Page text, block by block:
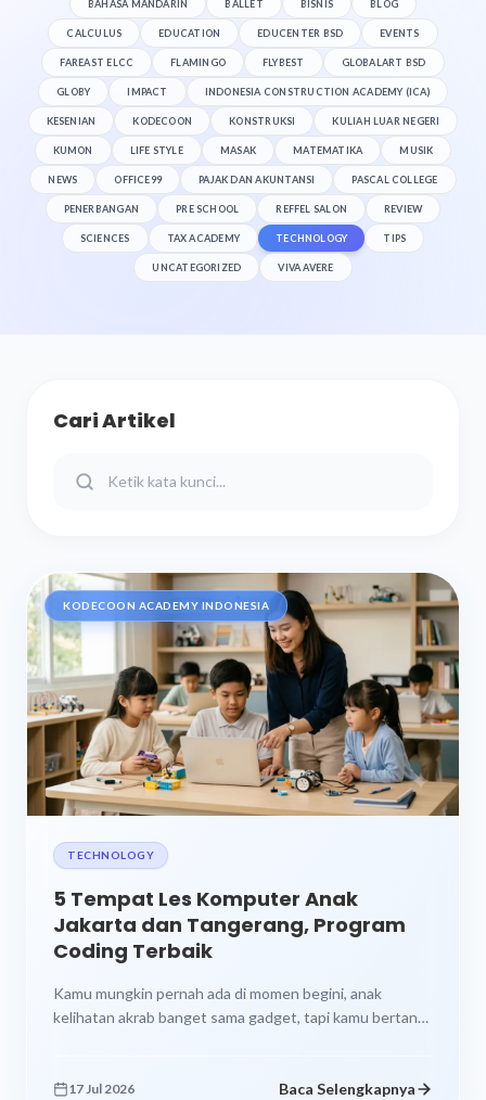
BAHASA MANDARIN BALLET BISNIS BLOG
CALCULUS EDUCATION EDUCENTER BSD EVENTS
FAREAST ELCC FLAMINGO FLYBEST GLOBALART BSD
GLOBY IMPACT INDONESIA CONSTRUCTION ACADEMY (ICA)
KESENIAN KODECOON KONSTRUKSI KULIAH LUAR NEGERI
KUMON LIFE STYLE MASAK MATEMATIKA MUSIK
NEWS OFFICE99 PAJAK DAN AKUNTANSI PASCAL COLLEGE
PENERBANGAN PRE SCHOOL REFFEL SALON REVIEW
SCIENCES TAX ACADEMY TECHNOLOGY TIPS
UNCATEGORIZED VIVA AVERE
Cari Artikel
KODECOON ACADEMY INDONESIA
TECHNOLOGY
5 Tempat Les Komputer Anak
Jakarta dan Tangerang, Program
Coding Terbaik
Kamu mungkin pernah ada di momen begini, anak
kelihatan akrab banget sama gadget, tapi kamu bertanya
17 Jul 2026 Baca Selengkapnya